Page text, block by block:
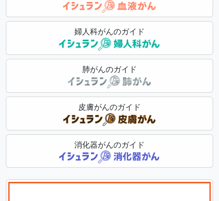
婦人科がんのガイド
肺がんのガイド
皮膚がんのガイド
消化器がんのガイド